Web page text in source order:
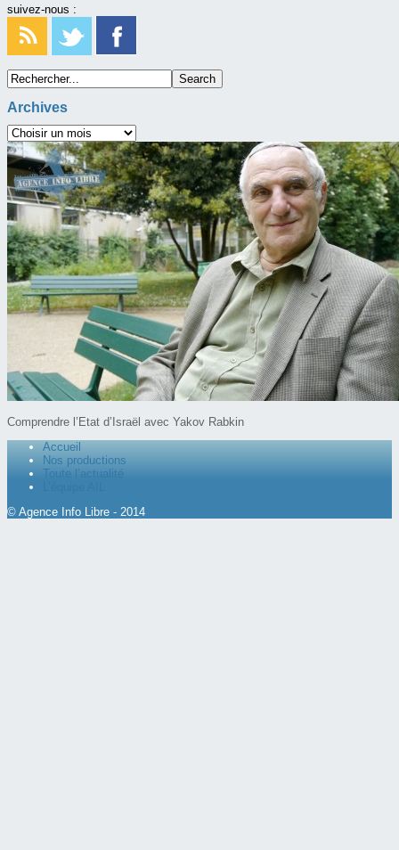
suivez-nous :
Archives
Comprendre l’Etat d’Israël avec Yakov Rabkin
Accueil
Nos productions
Toute l’actualité
© Agence Info Libre - 2014